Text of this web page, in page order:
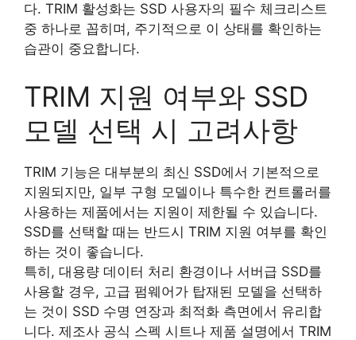
다. TRIM 활성화는 SSD 사용자의 필수 체크리스트
중 하나로 꼽히며, 주기적으로 이 상태를 확인하는
습관이 중요합니다.
TRIM 지원 여부와 SSD
모델 선택 시 고려사항
TRIM 기능은 대부분의 최신 SSD에서 기본적으로
지원되지만, 일부 구형 모델이나 특수한 컨트롤러를
사용하는 제품에서는 지원이 제한될 수 있습니다.
SSD를 선택할 때는 반드시 TRIM 지원 여부를 확인
하는 것이 좋습니다.
특히, 대용량 데이터 처리 환경이나 서버급 SSD를
사용할 경우, 고급 펌웨어가 탑재된 모델을 선택하
는 것이 SSD 수명 연장과 최적화 측면에서 유리합
니다. 제조사 공식 스펙 시트나 제품 설명에서 TRIM